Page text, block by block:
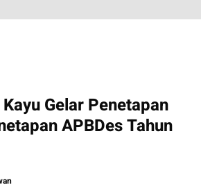
Gelar Penetapan
APBDes Tahun